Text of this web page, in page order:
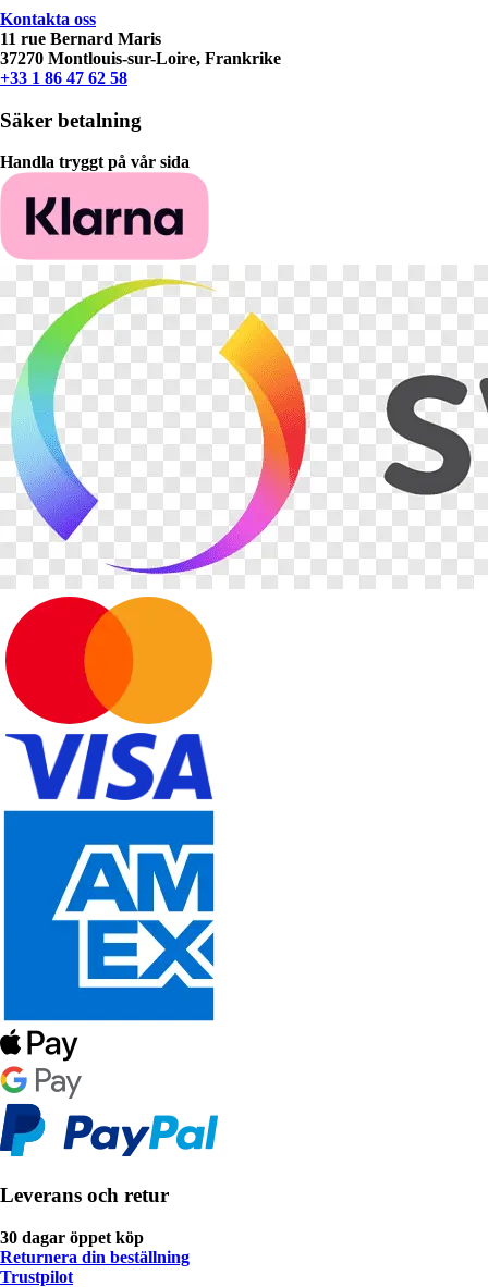
Kontakta oss
11 rue Bernard Maris
37270 Montlouis-sur-Loire, Frankrike
+33 1 86 47 62 58
Säker betalning
Handla tryggt på vår sida
Leverans och retur
30 dagar öppet köp
Returnera din beställning
Trustpilot